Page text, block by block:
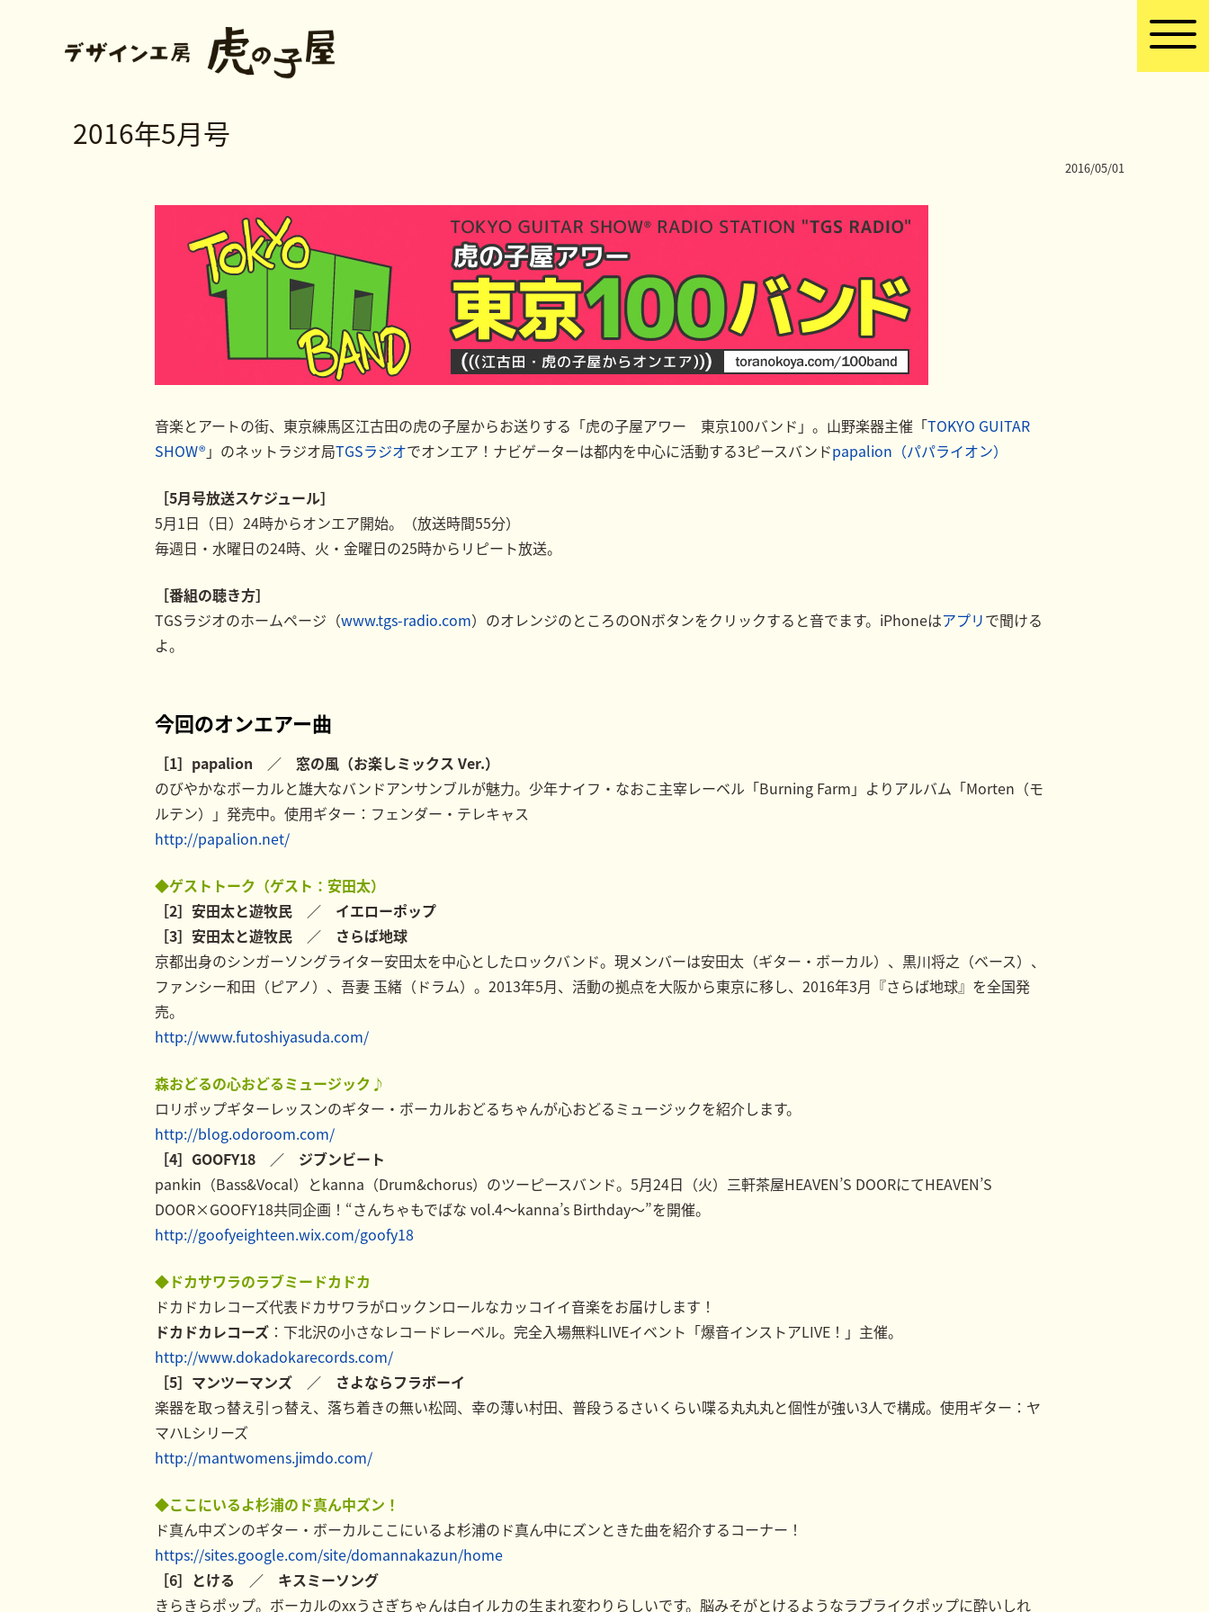
2016年5月号
2016/05/01
音楽とアートの街、東京練馬区江古田の虎の子屋からお送りする「虎の子屋アワー 東京100バンド」。山野楽器主催「TOKYO GUITAR
SHOW® 」のネットラジオ局TGSラジオでオンエア！ナビゲーターは都内を中心に活動する3ピースバンドpapalion（パパライオン）
［5月号放送スケジュール］
5月1日（日）24時からオンエア開始。（放送時間55分）
毎週日・水曜日の24時、火・金曜日の25時からリピート放送。
［番組の聴き方］
TGSラジオのホームページ（www.tgs-radio.com）のオレンジのところのONボタンをクリックすると音でます。iPhoneはアプリで聞ける
よ。
今回のオンエアー曲
［1］papalion ／ 窓の風（お楽しミックス Ver.）
のびやかなボーカルと雄大なバンドアンサンブルが魅力。少年ナイフ・なおこ主宰レーベル「Burning Farm」よりアルバム「Morten（モ
ルテン）」発売中。使用ギター：フェンダー・テレキャス
http://papalion.net/
◆ゲストトーク（ゲスト：安田太）
［2］安田太と遊牧民 ／ イエローポップ
［3］安田太と遊牧民 ／ さらば地球
京都出身のシンガーソングライター安田太を中心としたロックバンド。現メンバーは安田太（ギター・ボーカル）、黒川将之（ベース）、
ファンシー和田（ピアノ）、吾妻 玉緒（ドラム）。2013年5月、活動の拠点を大阪から東京に移し、2016年3月『さらば地球』を全国発
売。
http://www.futoshiyasuda.com/
森おどるの心おどるミュージック♪
ロリポップギターレッスンのギター・ボーカルおどるちゃんが心おどるミュージックを紹介します。
http://blog.odoroom.com/
［4］GOOFY18 ／ ジブンビート
pankin（Bass&Vocal）とkanna（Drum&chorus）のツーピースバンド。5月24日（火）三軒茶屋HEAVEN’S DOORにてHEAVEN’S
DOOR×GOOFY18共同企画！“さんちゃもでばな vol.4～kanna’s Birthday～”を開催。
http://goofyeighteen.wix.com/goofy18
◆ドカサワラのラブミードカドカ
ドカドカレコーズ代表ドカサワラがロックンロールなカッコイイ音楽をお届けします！
ドカドカレコーズ ：下北沢の小さなレコードレーベル。完全入場無料LIVEイベント「爆音インストアLIVE！」主催。
http://www.dokadokarecords.com/
［5］マンツーマンズ ／ さよならフラボーイ
楽器を取っ替え引っ替え、落ち着きの無い松岡、幸の薄い村田、普段うるさいくらい喋る丸丸丸と個性が強い3人で構成。使用ギター：ヤ
マハLシリーズ
http://mantwomens.jimdo.com/
◆ここにいるよ杉浦のド真ん中ズン！
ド真ん中ズンのギター・ボーカルここにいるよ杉浦のド真ん中にズンときた曲を紹介するコーナー！
https://sites.google.com/site/domannakazun/home
［6］とける ／ キスミーソング
きらきらポップ。ボーカルのxxうさぎちゃんは白イルカの生まれ変わりらしいです。脳みそがとけるようなラブライクポップに酔いしれ